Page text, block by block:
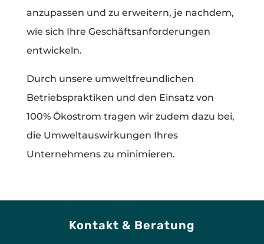
anzupassen und zu erweitern, je nachdem,
wie sich Ihre Geschäftsanforderungen
entwickeln.
Durch unsere umweltfreundlichen
Betriebspraktiken und den Einsatz von
100% Ökostrom tragen wir zudem dazu bei,
die Umweltauswirkungen Ihres
Unternehmens zu minimieren.
Kontakt & Beratung